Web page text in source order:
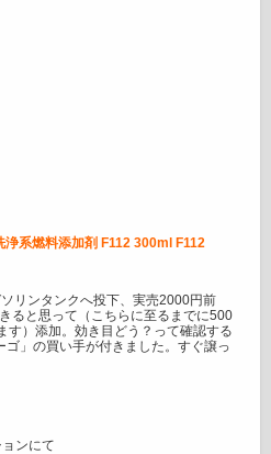
浄系燃料添加剤 F112 300ml F112
リンタンクへ投下、実売2000円前
ると思って（こちらに至るまでに500
す）添加。効き目どう？って確認する
」の買い手が付きました。すぐ譲っ
ンにて